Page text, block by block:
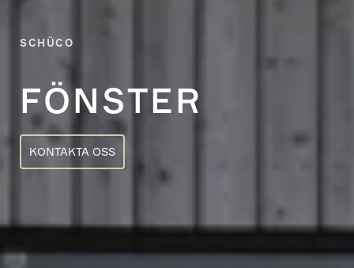
SCHÜCO
FÖNSTER
KONTAKTA OSS